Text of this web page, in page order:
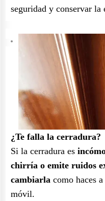
seguridad y conservar la
¿Te falla la cerradura?
Si la cerradura es
chirría o emite ruidos
cambiarla como haces
móvil.